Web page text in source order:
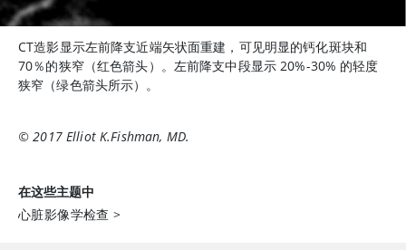
CT造影显示左前降支近端矢状面重建，可见明显的钙化斑块和
70％的狭窄（红色箭头）。左前降支中段显示 20%-30% 的轻度
狭窄（绿色箭头所示）。
© 2017 Elliot K.Fishman, MD.
在这些主题中
心脏影像学检查 >